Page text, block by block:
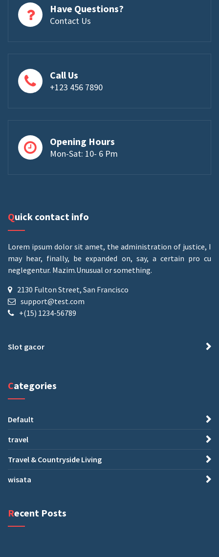
Have Questions?
Contact Us
Call Us
+123 456 7890
Opening Hours
Mon-Sat: 10- 6 Pm
Quick contact info
Lorem ipsum dolor sit amet, the administration of justice, I
may hear, finally, be expanded on, say, a certain pro cu
neglegentur. Mazim.Unusual or something.
2130 Fulton Street, San Francisco
support@test.com
+(15) 1234-56789
Slot gacor
Categories
Default
travel
Travel & Countryside Living
wisata
Recent Posts